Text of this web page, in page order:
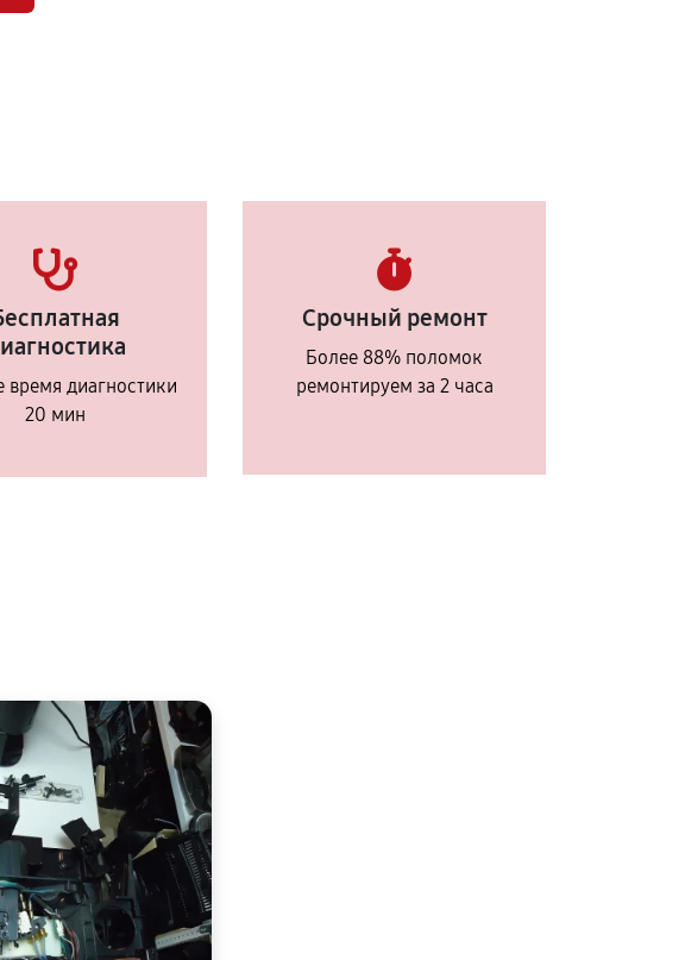
время диагностики
20 мин
Срочный ремонт
Более 88% поломок
ремонтируем за 2 часа